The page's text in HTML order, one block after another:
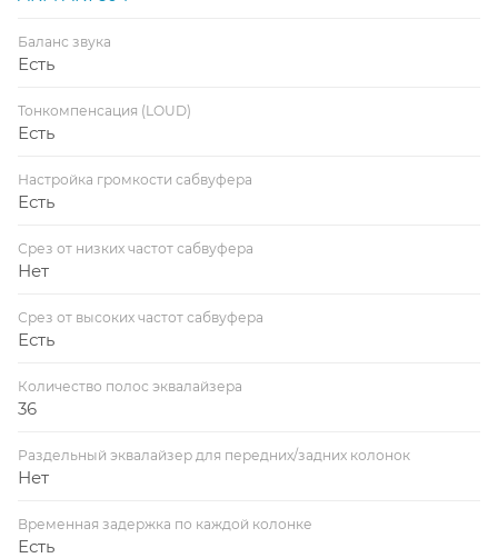
Баланс звука
Есть
Тонкомпенсация (LOUD)
Есть
Настройка громкости сабвуфера
Есть
Срез от низких частот сабвуфера
Нет
Срез от высоких частот сабвуфера
Есть
Количество полос эквалайзера
36
Раздельный эквалайзер для передних/задних колонок
Нет
Временная задержка по каждой колонке
Есть